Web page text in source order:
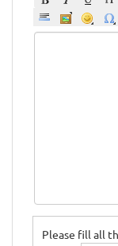
Please fill all